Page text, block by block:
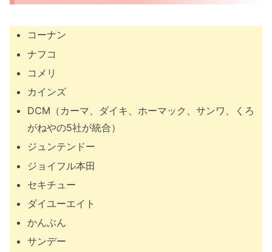
コーナン
ナフコ
コメリ
カインズ
DCM（カーマ、ダイキ、ホーマック、サンワ、くろ
がねやの5社が統合）
ジュンテンドー
ジョイフル本田
セキチュー
ダイユーエイト
かんぶん
サンデー